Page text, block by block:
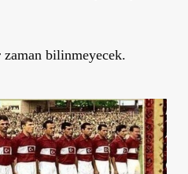
bilinmeyecek.